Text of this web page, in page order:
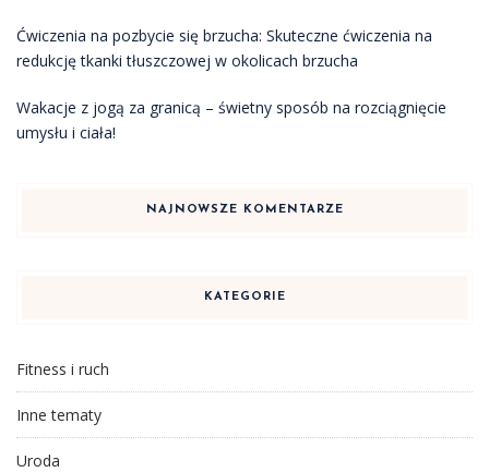
Ćwiczenia na pozbycie się brzucha: Skuteczne ćwiczenia na
redukcję tkanki tłuszczowej w okolicach brzucha
Wakacje z jogą za granicą – świetny sposób na rozciągnięcie
umysłu i ciała!
NAJNOWSZE KOMENTARZE
KATEGORIE
Fitness i ruch
Inne tematy
Uroda